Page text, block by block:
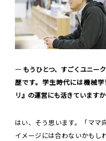
― もうひとつ、すごくユニー
歴です。学生時代には機械
リ』の運営にも活きていますか
はい、そう思います。「ママ
イメージには合わないかもし